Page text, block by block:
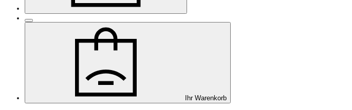
Ihr Warenkorb